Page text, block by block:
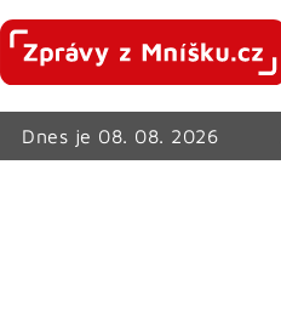
Dnes je 08. 08. 2026